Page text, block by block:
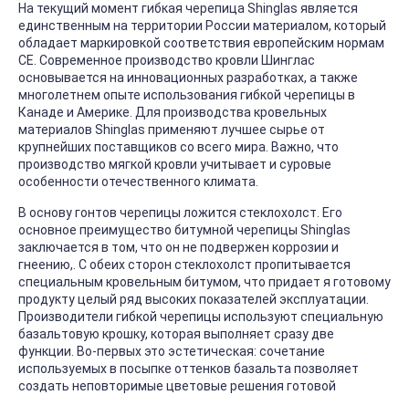
На текущий момент гибкая черепица Shinglas является
единственным на территории России материалом, который
обладает маркировкой соответствия европейским нормам
СЕ. Современное производство кровли Шинглас
основывается на инновационных разработках, а также
многолетнем опыте использования гибкой черепицы в
Канаде и Америке. Для производства кровельных
материалов Shinglas применяют лучшее сырье от
крупнейших поставщиков со всего мира. Важно, что
производство мягкой кровли учитывает и суровые
особенности отечественного климата.
В основу гонтов черепицы ложится стеклохолст. Его
основное преимущество битумной черепицы Shinglas
заключается в том, что он не подвержен коррозии и
гнеению,. С обеих сторон стеклохолст пропитывается
специальным кровельным битумом, что придает я готовому
продукту целый ряд высоких показателей эксплуатации.
Производители гибкой черепицы используют специальную
базальтовую крошку, которая выполняет сразу две
функции. Во-первых это эстетическая: сочетание
используемых в посыпке оттенков базальта позволяет
создать неповторимые цветовые решения готовой